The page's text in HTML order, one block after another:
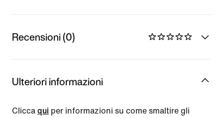
Recensioni (0)
Ulteriori informazioni
Clicca qui per informazioni su come smaltire gli